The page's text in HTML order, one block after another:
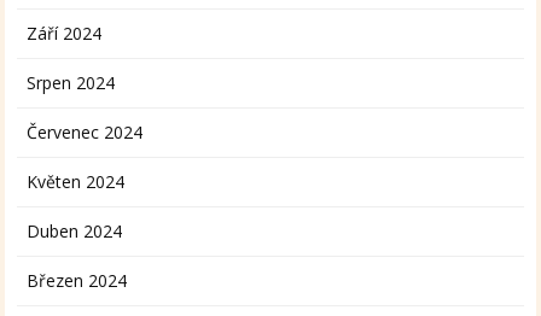
Září 2024
Srpen 2024
Červenec 2024
Květen 2024
Duben 2024
Březen 2024